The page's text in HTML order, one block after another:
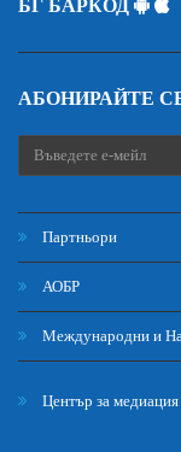
БГ БАРКОД
АБОНИРАЙТЕ
Партньори
АОБР
Международни и
Център за медиация